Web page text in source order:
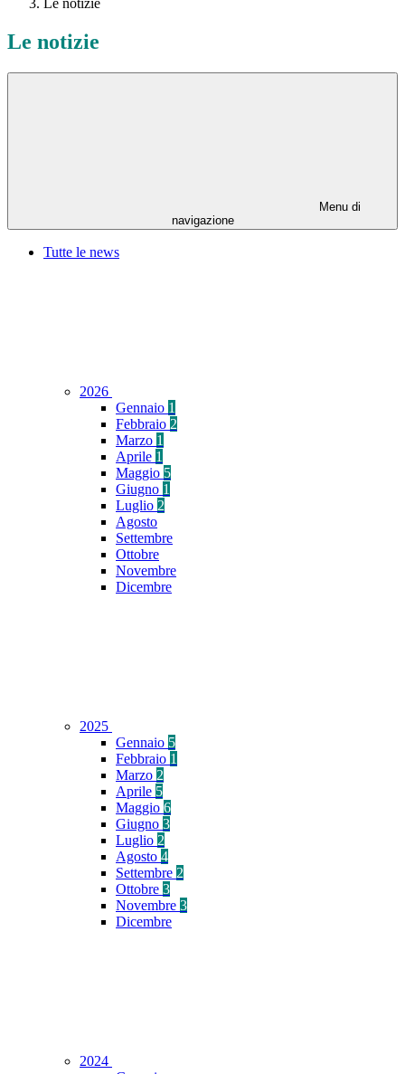
Le notizie
Le notizie
Menu di
navigazione
Tutte le news
2026
Gennaio 1
Febbraio 2
Marzo 1
Aprile 1
Maggio 5
Giugno 1
Luglio 2
Agosto
Settembre
Ottobre
Novembre
Dicembre
2025
Gennaio 5
Febbraio 1
Marzo 2
Aprile 5
Maggio 6
Giugno 3
Luglio 2
Agosto 4
Settembre 2
Ottobre 3
Novembre 3
Dicembre
2024